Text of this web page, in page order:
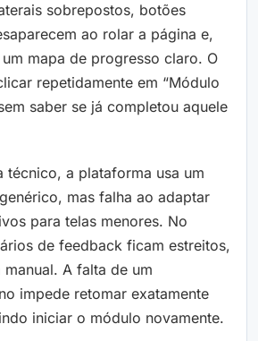
sobrepostos, botões
ao rolar a página e,
mapa de progresso claro. O
repetidamente em “Módulo
saber se já completou aquele
técnico, a plataforma usa um
mas falha ao adaptar
para telas menores. No
de feedback ficam estreitos,
A falta de um
impede retomar exatamente
iniciar o módulo novamente.